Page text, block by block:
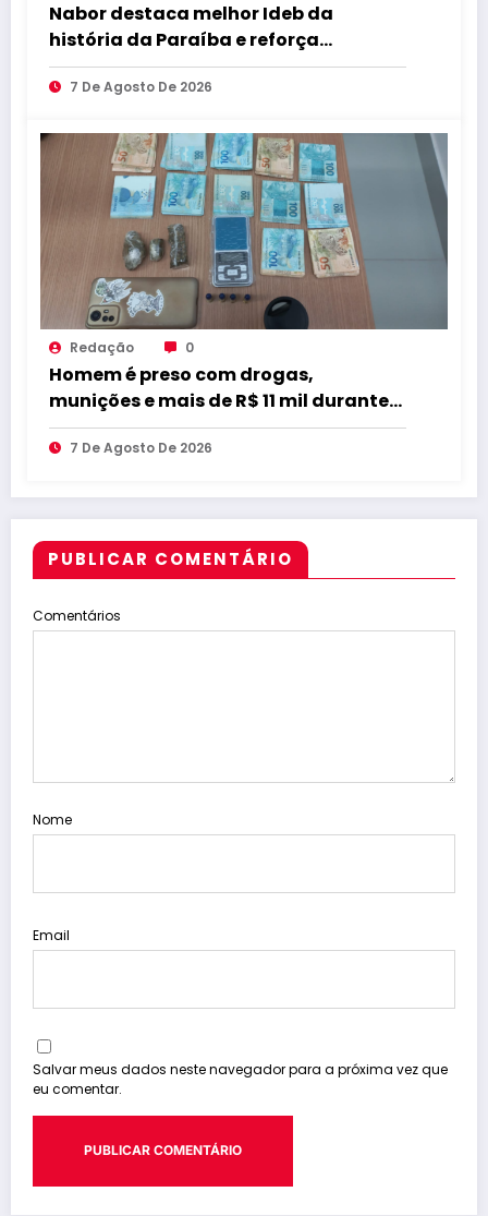
Nabor destaca melhor Ideb da
história da Paraíba e reforça
compromisso com educação de
qualidade
7 De Agosto De 2026
Redação 0
Homem é preso com drogas,
munições e mais de R$ 11 mil durante
operação em Marcação
7 De Agosto De 2026
PUBLICAR COMENTÁRIO
Comentários
Nome
Email
Salvar meus dados neste navegador para a próxima vez que
eu comentar.